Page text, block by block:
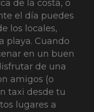
de la costa, o
el día puedes
los locales,
playa. Cuando
en un buen
de una
amigos (o
taxi desde tu
lugares a